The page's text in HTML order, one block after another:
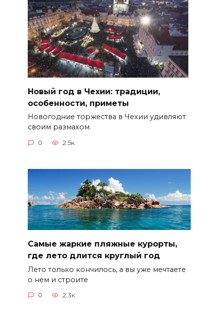
Новый год в Чехии: традиции,
особенности, приметы
Новогодние торжества в Чехии удивляют
своим размахом.
0 2.5к.
Самые жаркие пляжные курорты,
где лето длится круглый год
Лето только кончилось, а вы уже мечтаете
о нем и строите
0 2.3к.